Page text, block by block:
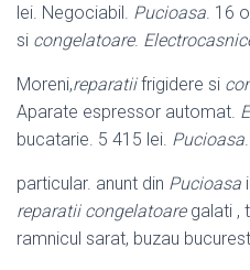
lei. Negociabil. Pucioasa . 16
si congelatoare.
Moreni,reparatiifrigidere si
Aparate espressor automat.
bucatarie. 5 415 lei. Pucioasa
particular. anunt din Pucioasa
reparatii congelatoaregalati ,
ramnicul sarat, buzau